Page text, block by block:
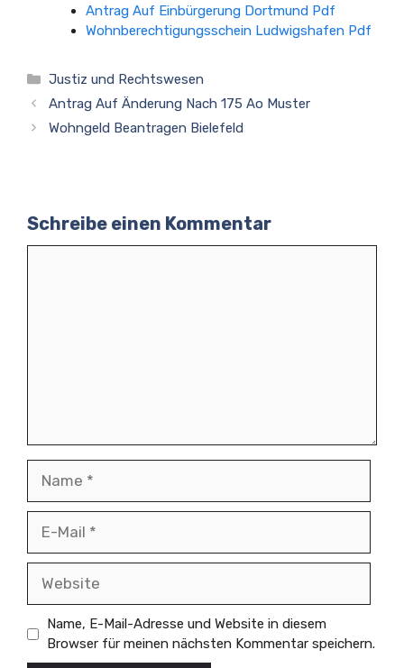
Antrag Auf Einbürgerung Dortmund Pdf
Wohnberechtigungsschein Ludwigshafen Pdf
Kategorien
Justiz und Rechtswesen
Antrag Auf Änderung Nach 175 Ao Muster
Wohngeld Beantragen Bielefeld
Schreibe einen Kommentar
Mail
Name, E-Mail-Adresse und Website in diesem
Browser für meinen nächsten Kommentar speichern.